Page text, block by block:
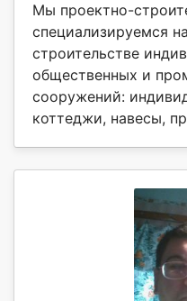
Мы проектно-
специализируемся
строительстве
общественных и
сооружений:
коттеджи, навесы,